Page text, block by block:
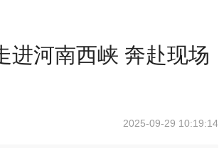
进河南西峡 奔赴现场
2025-09-29 10:19:14